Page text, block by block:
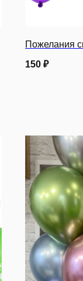
Пожелания
150 ₽